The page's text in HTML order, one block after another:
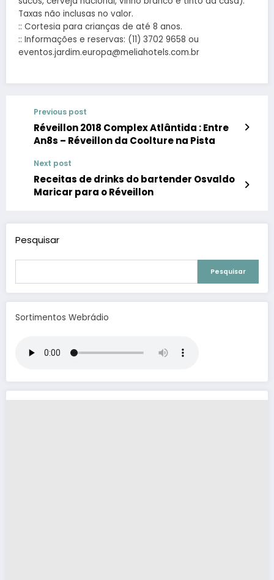
Taxas não inclusas no valor.
:: Cortesia para crianças de até 8 anos.
:: Informações e reservas: (11) 3702 9658 ou
eventos.jardim.europa@meliahotels.com.br
Previous post
Réveillon 2018 Complex Atlântida : Entre
An8s – Réveillon da Coolture na Pista
Next post
Receitas de drinks do bartender Osvaldo
Maricar para o Réveillon
Pesquisar
Pesquisar
Sortimentos Webrádio